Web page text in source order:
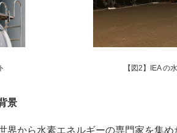
【図2】IEA の
景
から水素エネルギーの専門家を集